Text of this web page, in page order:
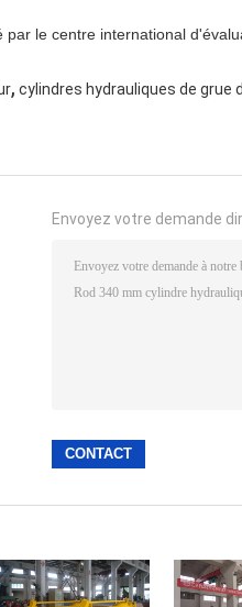
le centre international
, cylindres hydrauliques de grue
Envoyez votre demande